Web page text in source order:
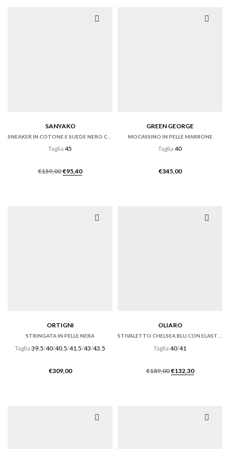
SANYAKO
Taglia 45
€159,00 Il
€95,40Il
GREEN GEORGE
MOCASSINO IN PELLE MARRONE
Taglia 40
€345,00
ORTIGNI
STRINGATA IN PELLE NERA
Taglia 39.5/40/40.5/41.5/43/43.5
€309,00
OLIARO
STIVALETTO CHELSEA BLU CON ELASTICI LATERALI
Taglia 40/41
€189,00 Il
€132,30Il